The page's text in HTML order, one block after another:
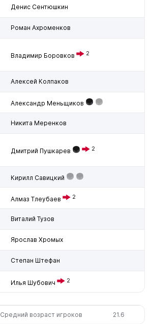
Денис Сентюшкин
Роман Ахроменков
Владимир Боровков 2
Алексей Колпаков
Александр Меньщиков
Никита Меренков
Дмитрий Пушкарев 2
Кирилл Савицкий
Алмаз Тлеубаев 2
Виталий Тузов
Ярослав Хромых
Степан Штефан
Илья Шубович 2
Средний возраст игроков 21.6